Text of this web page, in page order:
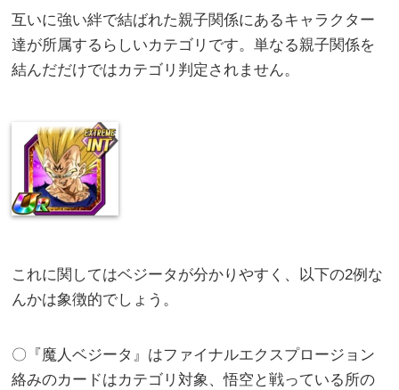
互いに強い絆で結ばれた親子関係にあるキャラクター
達が所属するらしいカテゴリです。単なる親子関係を
結んだだけではカテゴリ判定されません。
これに関してはベジータが分かりやすく、以下の2例な
んかは象徴的でしょう。
〇『魔人ベジータ』はファイナルエクスプロージョン
絡みのカードはカテゴリ対象、悟空と戦っている所の